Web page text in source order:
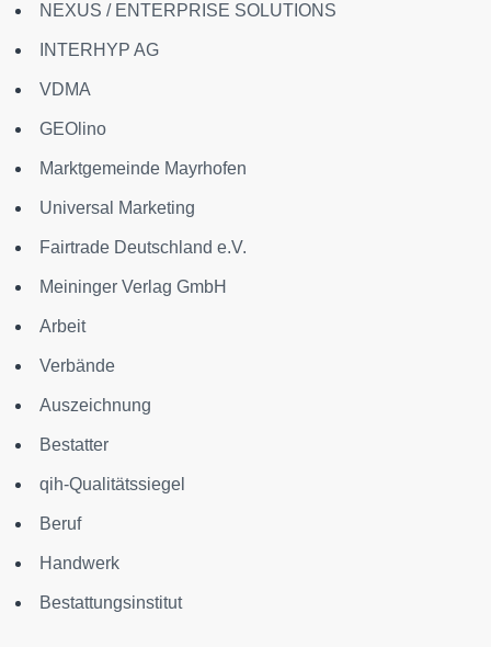
NEXUS / ENTERPRISE SOLUTIONS
INTERHYP AG
VDMA
GEOlino
Marktgemeinde Mayrhofen
Universal Marketing
Fairtrade Deutschland e.V.
Meininger Verlag GmbH
Arbeit
Verbände
Auszeichnung
Bestatter
qih-Qualitätssiegel
Beruf
Handwerk
Bestattungsinstitut